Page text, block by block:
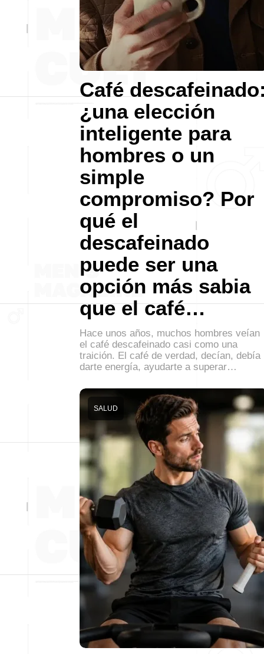
Café
¿una elección
inteligente para
hombres o un
simple
compromiso? Por
qué el
descafeinado
puede ser una
opción más sabia
que el café…
Hace unos años, muchos hombres veían
el café descafeinado casi como una
traición. El café de verdad, decían, debía
darte energía, ayudarte a superar…
SALUD